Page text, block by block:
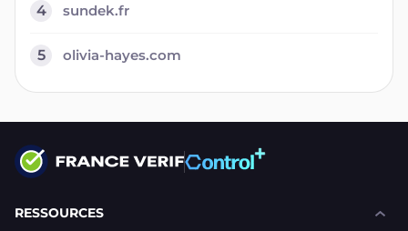
4 sundek.fr
5 olivia-hayes.com
RESSOURCES